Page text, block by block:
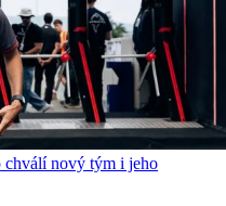
chválí nový tým i jeho